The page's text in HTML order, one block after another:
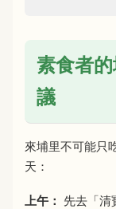
素食者
議
來埔里不可能只
天：
上午： 先去「清